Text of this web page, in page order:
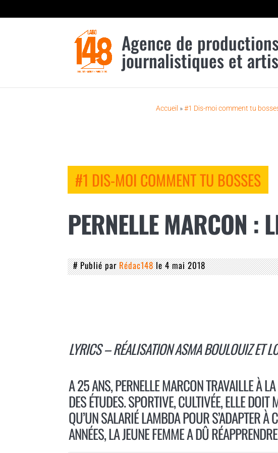
Agence de
journalistiques et
Accueil »#1 Dis-moi comment tu
#1 DIS-MOI COMMENT TU BOSSES
PERNELLE MARCON :
# Publié parRédac148le 4 mai 2018
LYRICS – RÉALISATION ASMA BOULOUIZ ET
A 25 ANS, PERNELLE MARCON TRAVAILLE À
DES ÉTUDES. SPORTIVE, CULTIVÉE, ELLE
QU’UN SALARIÉ LAMBDA POUR S’ADAPTER
ANNÉES, LA JEUNE FEMME A DÛ